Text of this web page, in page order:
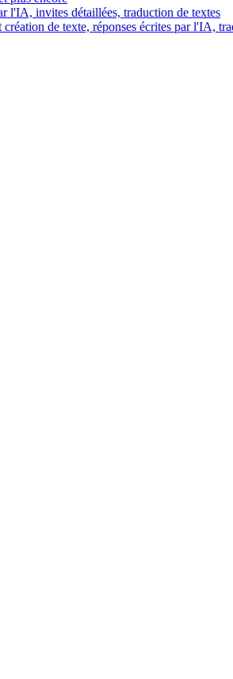
l'IA, invites détaillées, traduction de textes
de texte, réponses écrites par l'IA,